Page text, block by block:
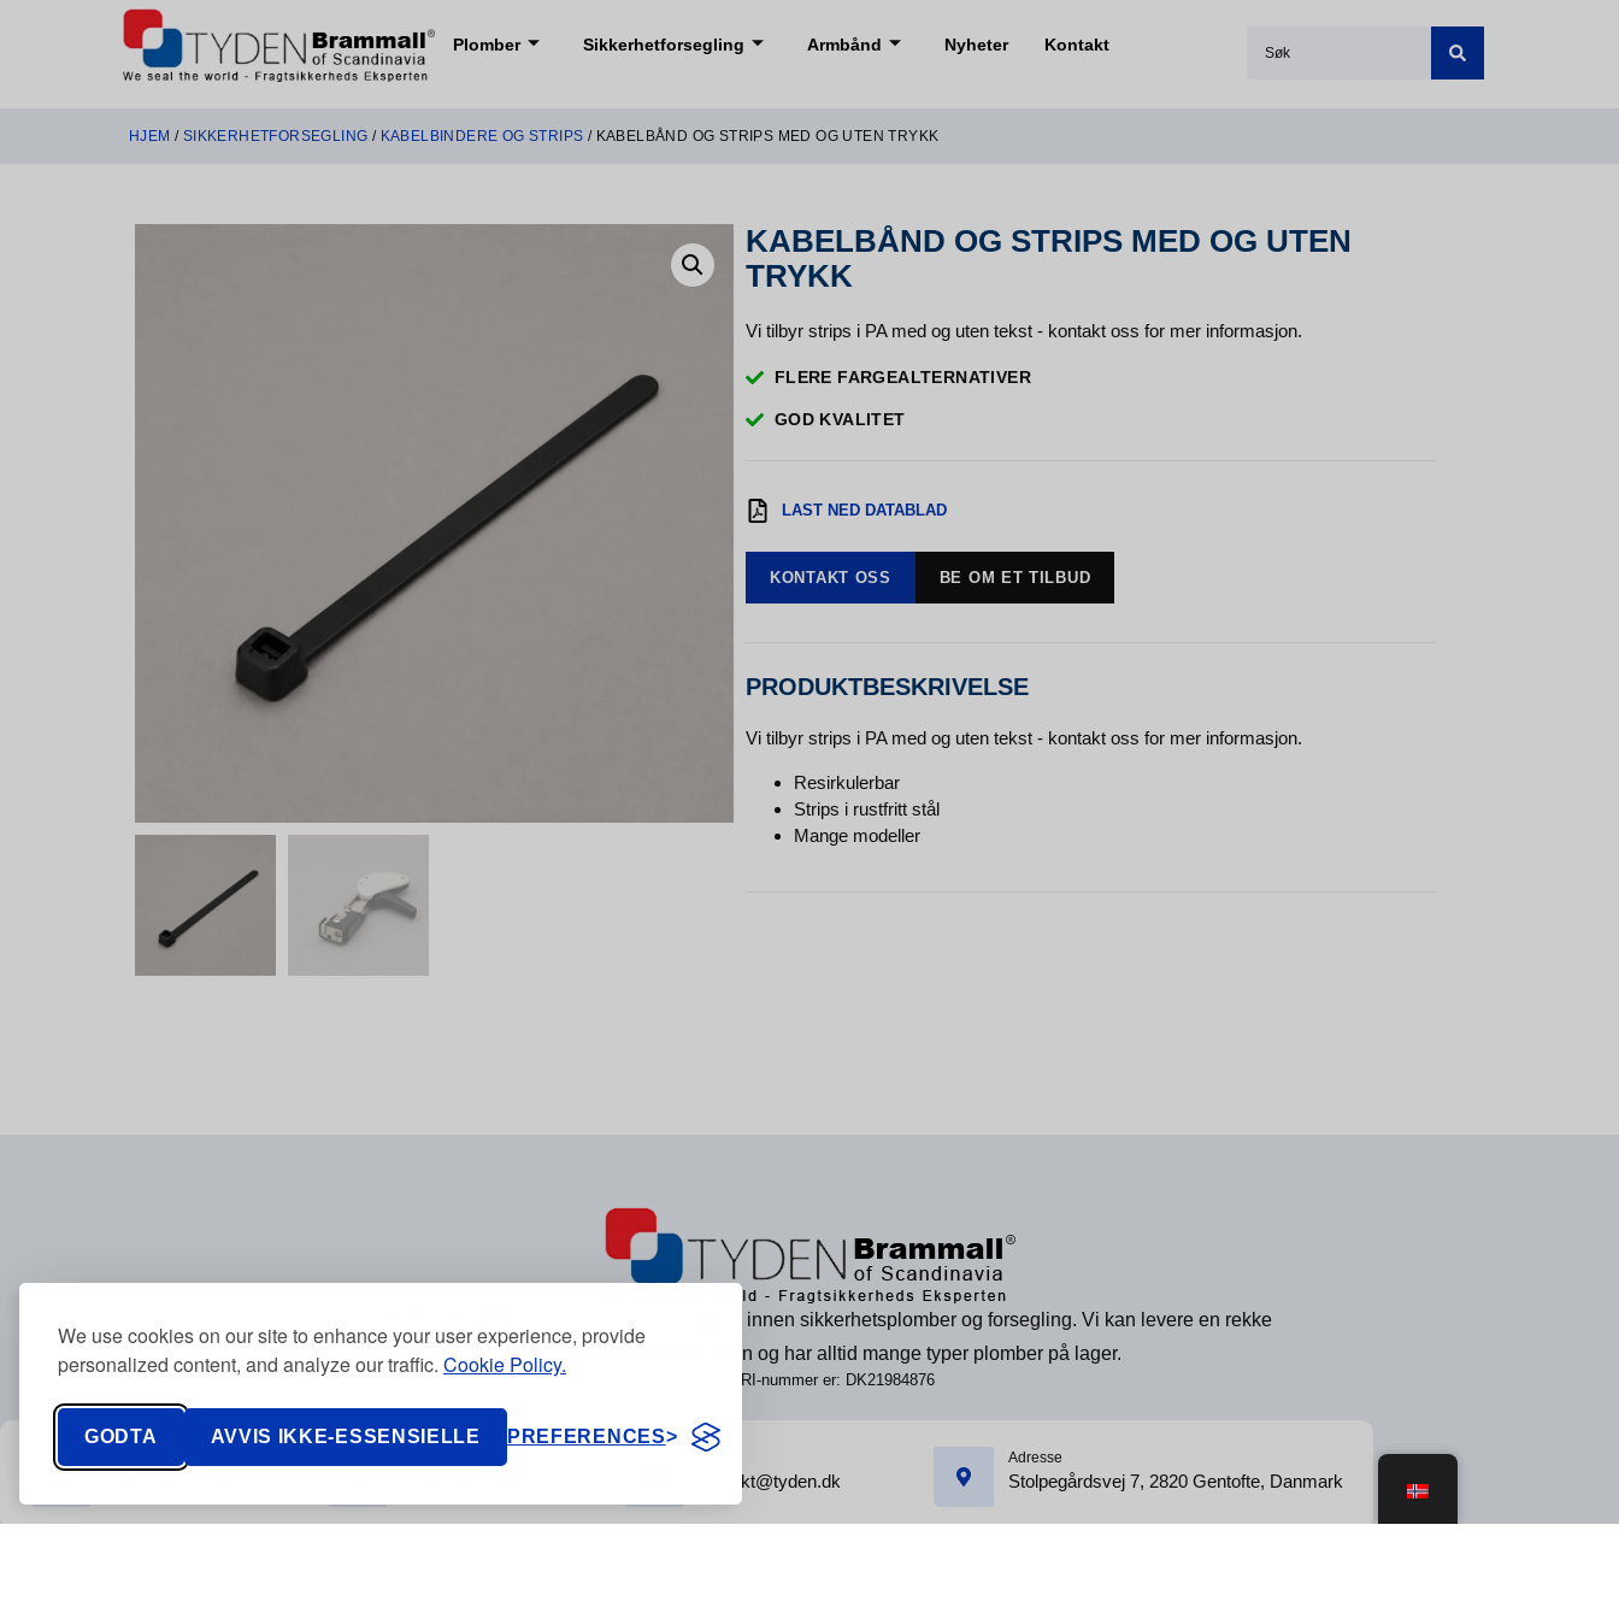
We use cookies on our site to enhance your user experience, provide
personalized content, and analyze our traffic. Cookie Policy.
GODTA AVVIS IKKE-ESSENSIELLE PREFERENCES
Plomber Sikkerhetforsegling Armbånd Nyheter Kontakt
HJEM / SIKKERHETFORSEGLING / KABELBINDERE OG STRIPS / KABELBÅND OG STRIPS MED OG UTEN TRYKK
KABELBÅND OG STRIPS MED OG UTEN
TRYKK
Vi tilbyr strips i PA med og uten tekst - kontakt oss for mer informasjon.
FLERE FARGEALTERNATIVER
GOD KVALITET
LAST NED DATABLAD
KONTAKT OSS BE OM ET TILBUD
PRODUKTBESKRIVELSE
Vi tilbyr strips i PA med og uten tekst - kontakt oss for mer informasjon.
Resirkulerbar
Strips i rustfritt stål
Mange modeller
Tyden Brammall tilbyr et bredt produktprogram innen sikkerhetsplomber og forsegling. Vi kan levere en rekke
standardløsninger over natten og har alltid mange typer plomber på lager.
Vårt EORI-nummer er: DK21984876
Telefonnummer
kontakt@tyden.dk
Adresse
Stolpegårdsvej 7, 2820 Gentofte, Danmark